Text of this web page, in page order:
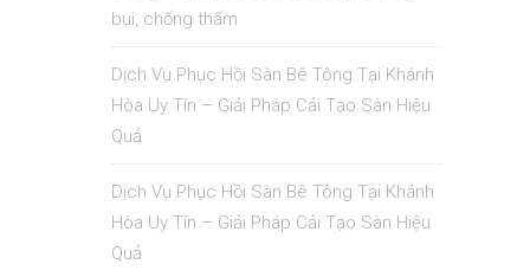
bụi, chống thấm
Dịch Vụ Phục Hồi Sàn Bê Tông Tại Khánh
Hòa Uy Tín – Giải Pháp Cải Tạo Sàn Hiệu
Quả
Dịch Vụ Phục Hồi Sàn Bê Tông Tại Khánh
Hòa Uy Tín – Giải Pháp Cải Tạo Sàn Hiệu
Quả